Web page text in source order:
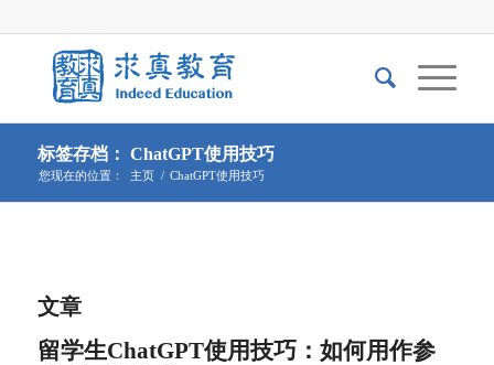
标签存档： ChatGPT使用技巧
您现在的位置： 主页 / ChatGPT使用技巧
文章
留学生ChatGPT使用技巧：如何用作参